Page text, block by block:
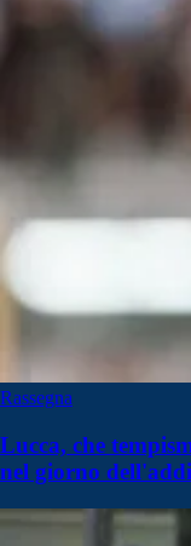
Rassegna
Lucca, che
nel giorno